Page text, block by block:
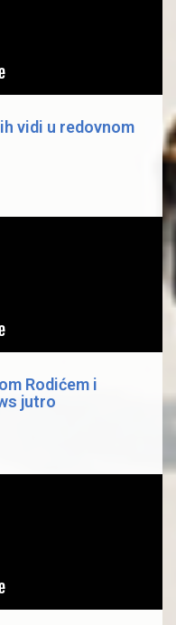
vidi u redovnom
Rodićem i
jutro